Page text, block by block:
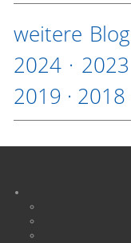
weitere
2024 · 2023
2019 · 2018